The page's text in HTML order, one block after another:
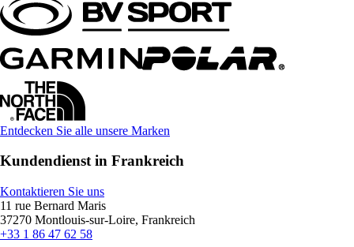
Entdecken Sie alle unsere Marken
Kundendienst in Frankreich
Kontaktieren Sie uns
11 rue Bernard Maris
37270 Montlouis-sur-Loire, Frankreich
+33 1 86 47 62 58